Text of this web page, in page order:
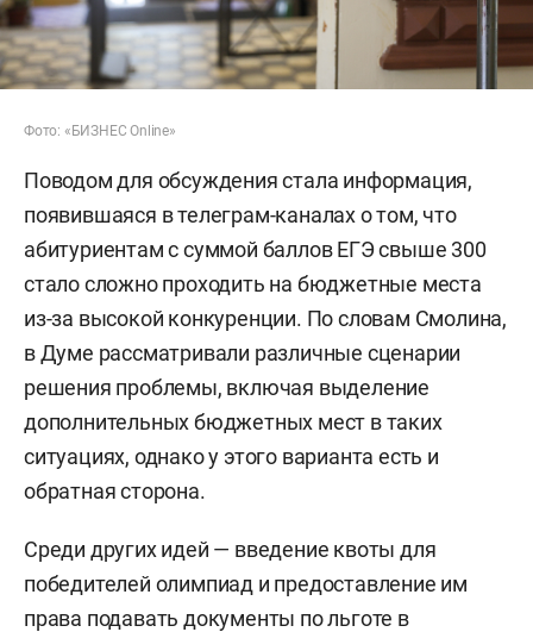
Фото: «БИЗНЕС Online»
Поводом для обсуждения стала информация,
появившаяся в телеграм-каналах о том, что
абитуриентам с суммой баллов ЕГЭ свыше 300
стало сложно проходить на бюджетные места
из-за высокой конкуренции. По словам Смолина,
в Думе рассматривали различные сценарии
решения проблемы, включая выделение
дополнительных бюджетных мест в таких
ситуациях, однако у этого варианта есть и
обратная сторона.
Среди других идей — введение квоты для
победителей олимпиад и предоставление им
права подавать документы по льготе в